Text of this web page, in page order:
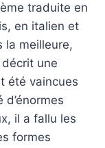
traduite en
en italien et
la meilleure,
décrit une
été vaincues
il a fallu les
formes